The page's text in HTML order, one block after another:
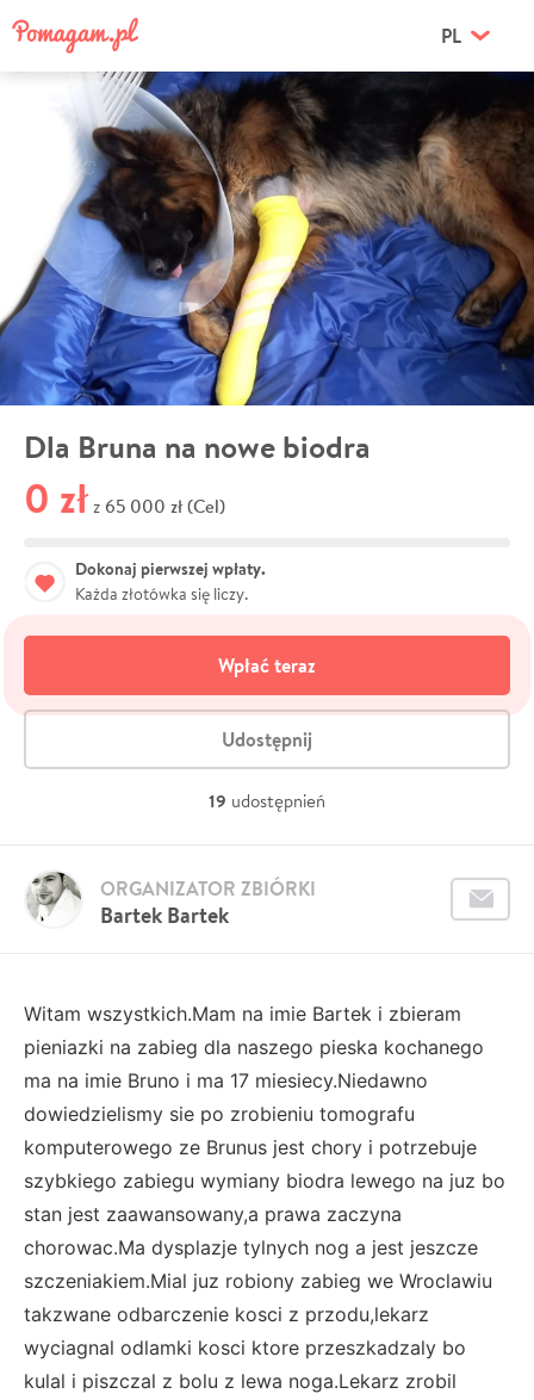
PL
Dla Bruna na nowe biodra
0 zł z 65 000 zł (Cel)
Dokonaj pierwszej wpłaty.
Każda złotówka się liczy.
Wpłać teraz
Udostępnij
19 udostępnień
Bartek Bartek
ORGANIZATOR ZBIÓRKI
Witam wszystkich.Mam na imie Bartek i zbieram
pieniazki na zabieg dla naszego pieska kochanego
ma na imie Bruno i ma 17 miesiecy.Niedawno
dowiedzielismy sie po zrobieniu tomografu
komputerowego ze Brunus jest chory i potrzebuje
szybkiego zabiegu wymiany biodra lewego na juz bo
stan jest zaawansowany,a prawa zaczyna
chorowac.Ma dysplazje tylnych nog a jest jeszcze
szczeniakiem.Mial juz robiony zabieg we Wroclawiu
takzwane odbarczenie kosci z przodu,lekarz
wyciagnal odlamki kosci ktore przeszkadzaly bo
kulal i piszczal z bolu z lewa noga.Lekarz zrobil